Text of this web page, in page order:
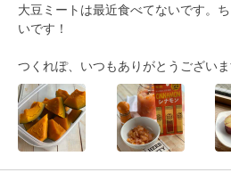
大豆ミートは最近食べてないです。
いです！
つくれぽ、いつもありがとうござい